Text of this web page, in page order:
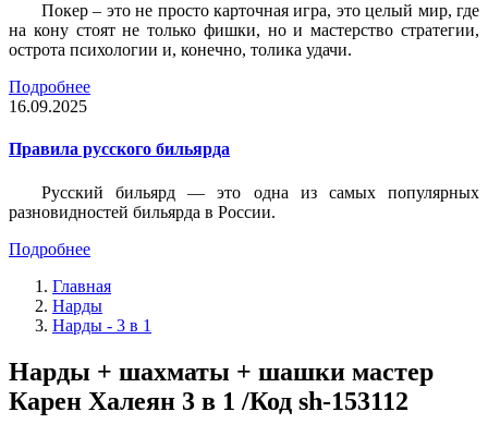
Покер – это не просто карточная игра, это целый мир, где
на кону стоят не только фишки, но и мастерство стратегии,
острота психологии и, конечно, толика удачи.
Подробнее
16.09.2025
Правила русского бильярда
Русский бильярд — это одна из самых популярных
разновидностей бильярда в России.
Подробнее
Главная
Нарды
Нарды - 3 в 1
Нарды + шахматы + шашки мастер
Карен Халеян 3 в 1 /Код sh-153112